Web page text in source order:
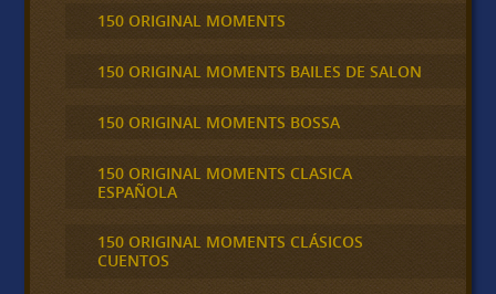
150 ORIGINAL MOMENTS
150 ORIGINAL MOMENTS BAILES DE SALON
150 ORIGINAL MOMENTS BOSSA
150 ORIGINAL MOMENTS CLASICA
ESPAÑOLA
150 ORIGINAL MOMENTS CLÁSICOS
CUENTOS